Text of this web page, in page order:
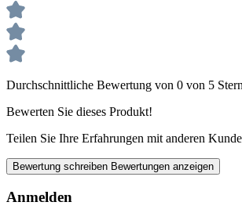
Durchschnittliche Bewertung von 0 von 5
Bewerten Sie dieses Produkt!
Teilen Sie Ihre Erfahrungen mit anderen
Bewertung schreiben Bewertungen anzeigen
Anmelden